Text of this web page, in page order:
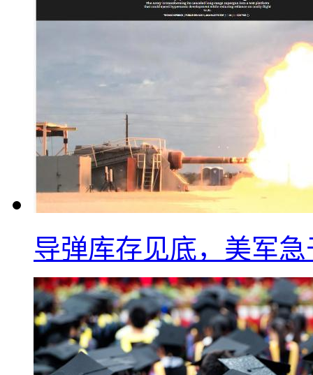
导弹库存见底，美军